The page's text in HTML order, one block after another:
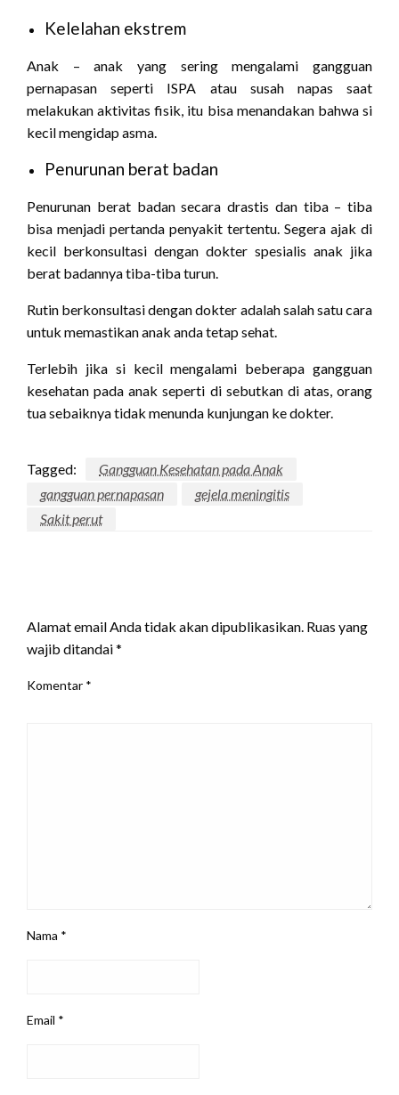
Kelelahan ekstrem
Anak – anak yang sering mengalami gangguan
pernapasan seperti ISPA atau susah napas saat
melakukan aktivitas fisik, itu bisa menandakan bahwa si
kecil mengidap asma.
Penurunan berat badan
Penurunan berat badan secara drastis dan tiba – tiba
bisa menjadi pertanda penyakit tertentu. Segera ajak di
kecil berkonsultasi dengan dokter spesialis anak jika
berat badannya tiba-tiba turun.
Rutin berkonsultasi dengan dokter adalah salah satu cara
untuk memastikan anak anda tetap sehat.
Terlebih jika si kecil mengalami beberapa gangguan
kesehatan pada anak seperti di sebutkan di atas, orang
tua sebaiknya tidak menunda kunjungan ke dokter.
Tagged:
Gangguan Kesehatan pada Anak
gangguan pernapasan
gejela meningitis
Sakit perut
Alamat email Anda tidak akan dipublikasikan. Ruas yang
wajib ditandai*
Komentar *
Nama *
Email *